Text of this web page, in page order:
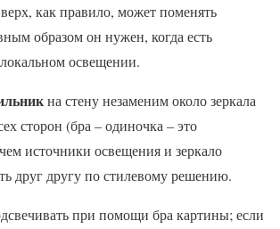
как правило, может поменять
образом он нужен, когда есть
освещении.
на стену незаменим около зеркала
сторон (бра – одиночка – это
источники освещения и зеркало
друг другу по стилевому решению.
при помощи бра картины; если